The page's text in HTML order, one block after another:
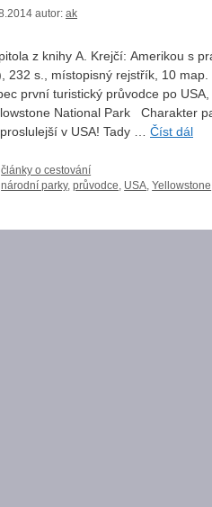
autor: ak
z knihy A. Krejčí: Amerikou s
232 s., místopisný rejstřík, 10
první turistický průvodce po
National Park Charakter
v USA! Tady … Číst dál
Rubriky
články o cestování
Štítky
národní parky,průvodce USA ,Yellowstone